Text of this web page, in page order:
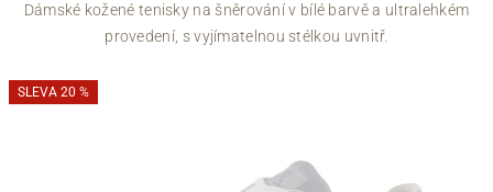
Dámské kožené tenisky na šněrování v bílé barvě a ultralehkém
provedení, s vyjímatelnou stélkou uvnitř.
SLEVA 20 %